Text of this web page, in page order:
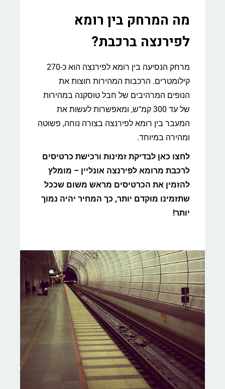
מה המרחק בין רומא
לפירנצה ברכבת?
מרחק הנסיעה בין רומא לפירנצה הוא כ-270
קילומטרים. הרכבות המהירות חוצות את
הנופים המרהיבים של חבל טוסקנה במהירות
של עד 300 קמ"ש, ומאפשרות לעשות את
המעבר בין רומא לפירנצה בצורה נוחה, פשוטה
ומהירה במיוחד.
לחצו כאן לבדיקת זמינות ורכישת כרטיסים
לרכבת מרומא לפירנצה אונליין – מומלץ
להזמין את הכרטיסים מראש משום שככל
שתזמינו מוקדם יותר, כך המחיר יהיה נמוך
יותר!